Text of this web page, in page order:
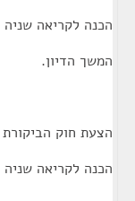
הכנה לקריאה
המשך הדיון.
הצעת חוק הביקורת
הכנה לקריאה